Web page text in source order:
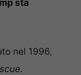
sta
nel 1996,
.